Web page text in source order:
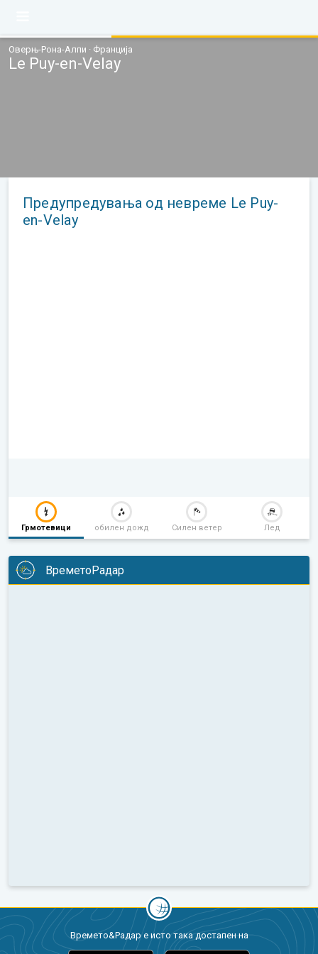
Оверњ-Рона-Алпи · Франција
Le Puy-en-Velay
Предупредувања од невреме Le Puy-
en-Velay
Грмотевици обилен дожд Силен ветер Лед
ВреметоРадар
Времето&Радар е исто така достапен на